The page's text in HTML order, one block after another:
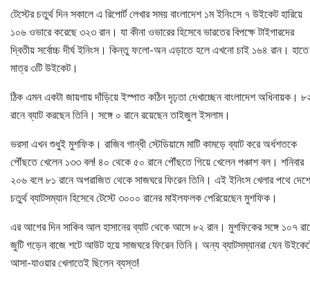
টেস্টের চতুর্থ দিন সকালে এ রিপোর্ট লেখার সময় বাংলাদেশ ১ম ইনিংসে ৭ উইকেট হারিয়ে
১০৬ ওভারে করেছে ৩২৩ রান। যা কীনা ওভারের হিসেবে ভারতের বিপক্ষে টাইগারদের
দ্বিতীয় সর্বোচ্চ দীর্ঘ ইনিংস। কিন্তু ফলো-অন এড়াতে হলে এখনো চাই ১৬৪ রান। হাতে
মাত্র ৩টি উইকেট।
ঠিক এমন একটা জায়গায় দাঁড়িয়ে ইস্পাত কঠিন দৃঢ়তা দেখাচ্ছেন বাংলাদেশ অধিনায়ক।
রানে ব্যাট করছেন তিনি। সঙ্গে ০ রানে রয়েছেন তাইজুল ইসলাম।
ভরসা এখন শুধুই মুশফিক। রাজিব গান্ধী স্টেডিয়ামে মাটি কামড়ে ব্যাট করে অর্ধশতকে
পৌঁছতে খেলেন ১৩৩ বল! ৪০ থেকে ৫০ রানে পৌঁছতে গিয়ে খেলেন পঞ্চাশ বল। শনিবার
২০৬ বলে ৮১ রানে অপরাজিত থেকে সাজঘরে ফিরেন তিনি। এই ইনিংস খেলার পথে
চতুর্থ ব্যাটসম্যান হিসেবে টেস্টে ৩০০০ রানের মাইলফলক পেরিয়েছেন মুশফিক।
এর আগের দিন সাকিব আল হাসানের ব্যাট থেকে আসে ৮২ রান। মুশফিকের সঙ্গে ১০৭
জুটি গড়েন বাজে শটে আউট হয়ে সাজঘরে ফিরেন তিনি। অন্য ব্যাটসম্যানরা যেন
আসা-যাওয়ার খেলাতেই ছিলেন ব্যস্ত!